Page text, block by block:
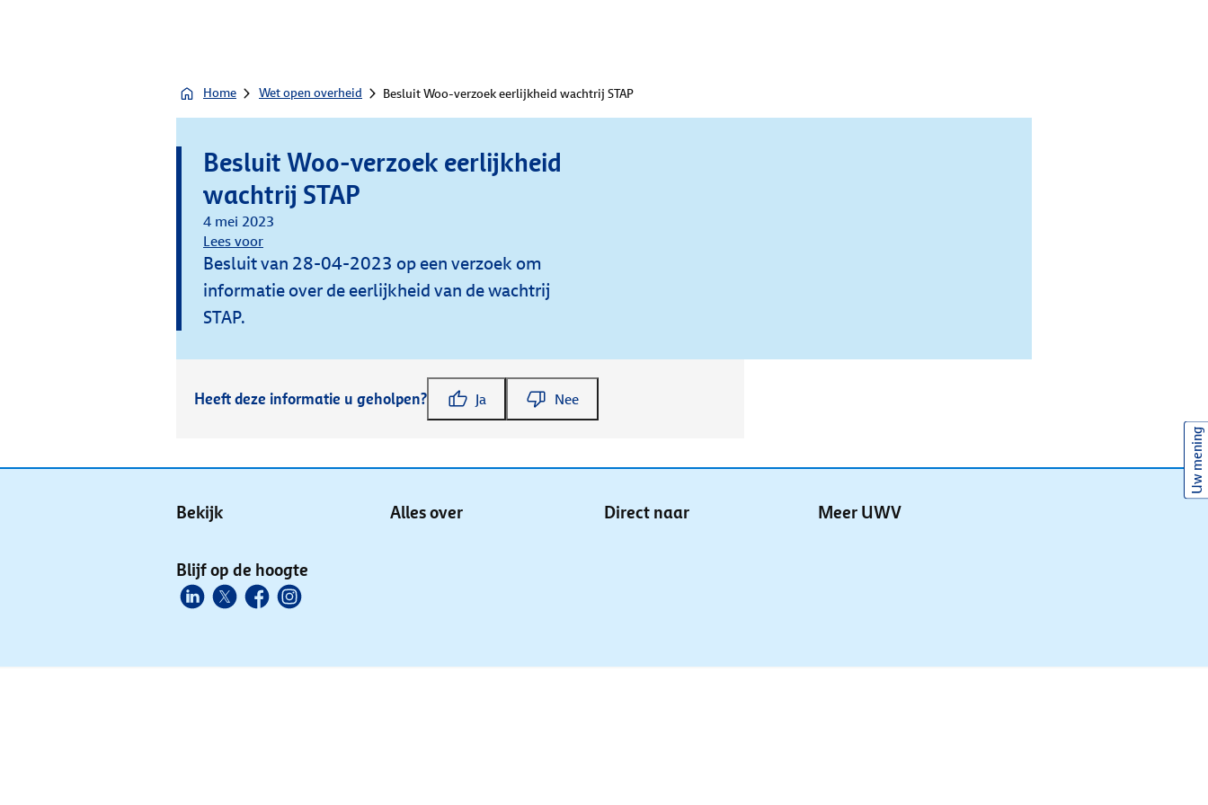
Home Wet open overheid Besluit Woo-verzoek eerlijkheid wachtrij STAP
Besluit Woo-verzoek eerlijkheid
wachtrij STAP
4 mei 2023
Lees voor
Besluit van 28-04-2023 op een verzoek om
informatie over de eerlijkheid van de wachtrij
STAP.
Heeft deze informatie u geholpen? Ja Nee
Bekijk Alles over Direct naar Meer UWV
Blijf op de hoogte
Uw mening